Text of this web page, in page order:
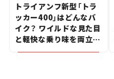
トライアンフ新型「トラ
ッカー400」はどんなバ
イク？ ワイルドな見た目
と軽快な乗り味を両立し
た400ccフラットトラッ